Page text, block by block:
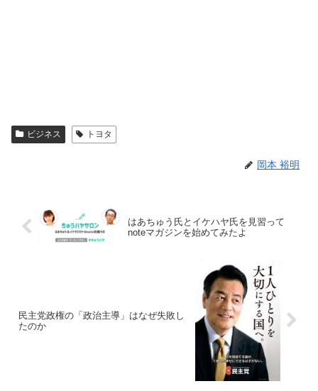
ビジネス トヨタ
岡本 裕明
はあちゅう氏とイケハヤ氏を見習って
noteマガジンを始めてみたよ
民主党政権の「政治主導」はなぜ失敗し
たのか